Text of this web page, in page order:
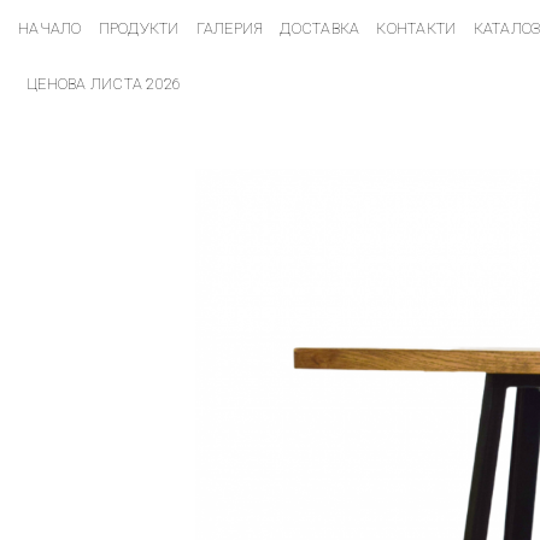
НАЧАЛО ПРОДУКТИ ГАЛЕРИЯ ДОСТАВКА КОНТАКТИ
ЦЕНОВА ЛИСТА 2026